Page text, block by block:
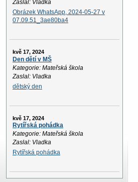
Zaslal: Vladka
Obrázek WhatsApp, 2024-05-27 v
07.09.51_3ae80ba4
kvě 17, 2024
Den dětí v MŠ
Kategorie: Mateřská škola
Zaslal: Vladka
dětský den
kvě 17, 2024
Rytířská pohádka
Kategorie: Mateřská škola
Zaslal: Vladka
Rytířská pohádka